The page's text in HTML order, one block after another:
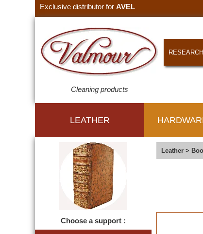
Exclusive distributor for AVEL
Cleaning products
RESEARCH
LEATHER
Choose a support :
Leather >